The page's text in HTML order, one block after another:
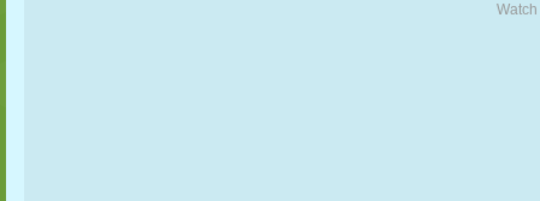
VELHA